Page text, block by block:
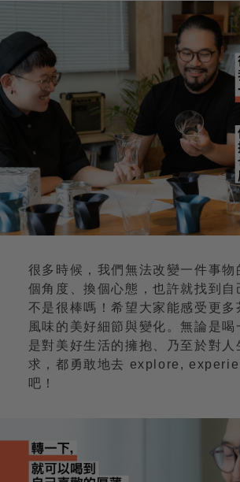
很多時候，我們無法改變一件事物
個角度、換個心態，也許就找到自
不是很棒嗎！希望大家能感受更多
風味的美好細節與變化。無論是喝
是對美好生活的擁抱、乃至於對人
求，都勇敢地去 explore,
吧！